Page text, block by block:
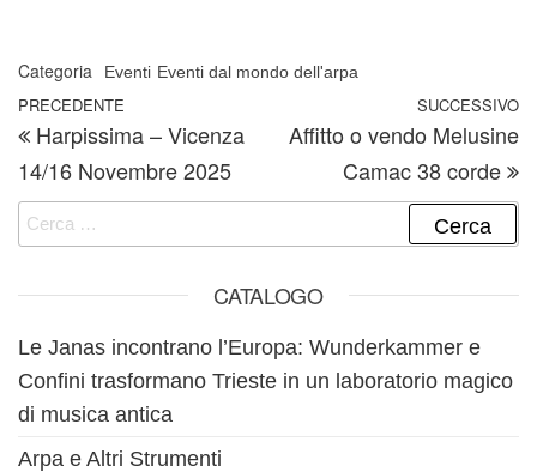
Categoria Eventi Eventi dal mondo dell'arpa
Navigazione articoli
Articolo precedente
PRECEDENTE
Harpissima – Vicenza
14/16 Novembre 2025
SUCCESSIVO
Affitto o vendo Melusine
Camac 38 corde
Ricerca per:
CATALOGO
Le Janas incontrano l’Europa: Wunderkammer e
Confini trasformano Trieste in un laboratorio magico
di musica antica
Arpa e Altri Strumenti